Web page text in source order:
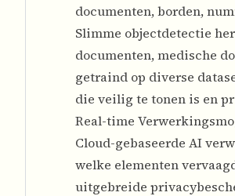
documenten, borden,
Slimme objectdetectie
documenten, medische
getraind op diverse
die veilig te tonen is en
Real-time
Cloud-gebaseerde AI
welke elementen
uitgebreide